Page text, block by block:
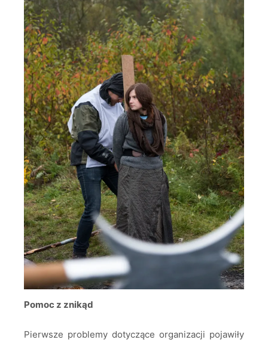
Pomoc z znikąd
Pierwsze problemy dotyczące organizacji pojawiły